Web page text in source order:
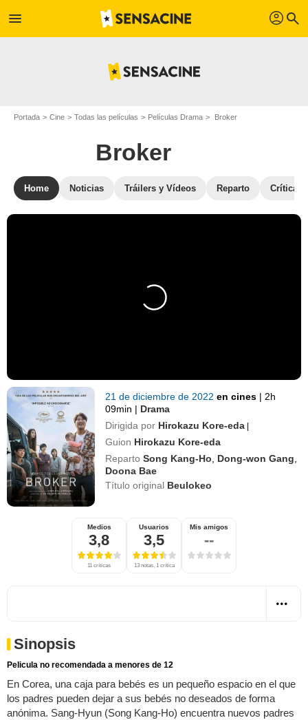
menu profil search
Portada Cine Todas las películas Películas Drama Broker
Broker
Home Noticias Tráilers y Vídeos Reparto Críticas
21 de diciembre de 2022en cines | 2h
09min | Drama
Dirigida por Hirokazu Kore-eda |
Guion Hirokazu Kore-eda
Reparto Song Kang-Ho Dong-won Gang
Doona Bae
Título original Beulokeo
Medios
3,8
11 críticas
Usuarios
3,5
13 notas, 1 crítica
Mis amigos
--
Sinopsis
Pelicula no recomendada a menores de 12
En Corea, una caja para bebés es un pequeño espacio en el que
los padres pueden dejar a sus bebés no deseados de forma
anónima. Sang-Hyun (Song Kang-Ho) encuentra nuevos padres